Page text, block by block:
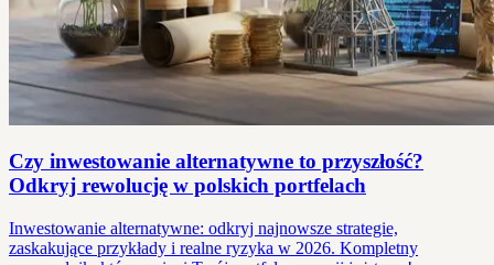
Czy inwestowanie alternatywne to przyszłość?
Odkryj rewolucję w polskich portfelach
Inwestowanie alternatywne: odkryj najnowsze strategie,
zaskakujące przykłady i realne ryzyka w 2026. Kompletny